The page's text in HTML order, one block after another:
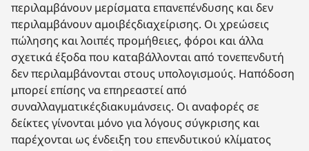
περιλαμβάνουν μερίσματα επανεπένδυσης και δεν
περιλαμβάνουν αμοιβέςδιαχείρισης. Οι χρεώσεις
πώλησης και λοιπές προμήθειες, φόροι και άλλα
σχετικά έξοδα που καταβάλλονται από τονεπενδυτή
δεν περιλαμβάνονται στους υπολογισμούς. Ηαπόδοση
μπορεί επίσης να επηρεαστεί από
συναλλαγματικέςδιακυμάνσεις. Οι αναφορές σε
δείκτες γίνονται μόνο για λόγους σύγκρισης και
παρέχονται ως ένδειξη του επενδυτικού κλίματος